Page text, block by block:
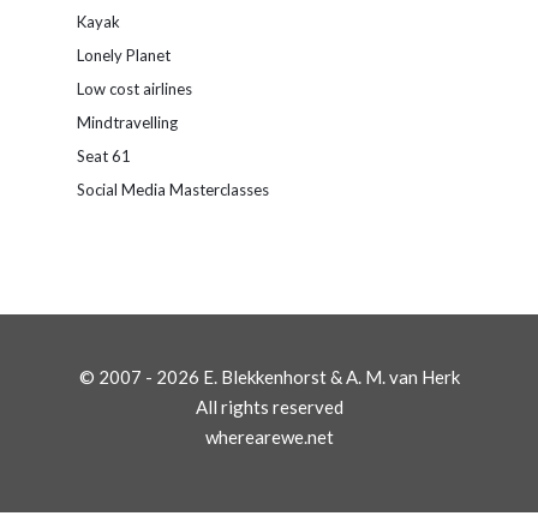
Kayak
Lonely Planet
Low cost airlines
Mindtravelling
Seat 61
Social Media Masterclasses
© 2007 - 2026 E. Blekkenhorst & A. M. van Herk
All rights reserved
wherearewe.net